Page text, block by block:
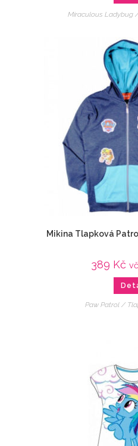
Miraculous Ladybug
Mikina Tlapková
389 Kč
Paw Patrol /